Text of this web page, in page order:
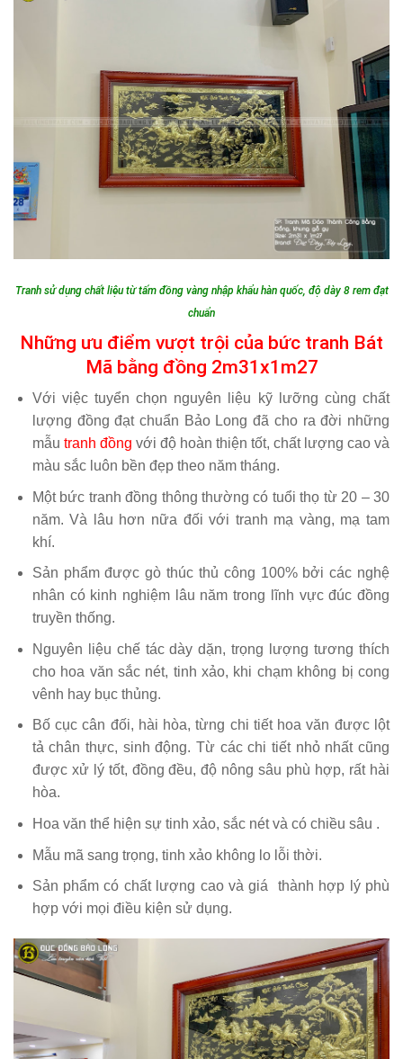
Tranh sử dụng chất liệu từ tấm đồng vàng nhập khẩu hàn quốc, độ dày 8 rem đạt
chuẩn
Những ưu điểm vượt trội của bức tranh Bát
Mã bằng đồng 2m31x1m27
Với việc tuyển chọn nguyên liệu kỹ lưỡng cùng chất
lượng đồng đạt chuẩn Bảo Long đã cho ra đời những
mẫu tranh đồng với độ hoàn thiện tốt, chất lượng cao và
màu sắc luôn bền đẹp theo năm tháng.
Một bức tranh đồng thông thường có tuổi thọ từ 20 – 30
năm. Và lâu hơn nữa đối với tranh mạ vàng, mạ tam
khí.
Sản phẩm được gò thúc thủ công 100% bởi các nghệ
nhân có kinh nghiệm lâu năm trong lĩnh vực đúc đồng
truyền thống.
Nguyên liệu chế tác dày dặn, trọng lượng tương thích
cho hoa văn sắc nét, tinh xảo, khi chạm không bị cong
vênh hay bục thủng.
Bố cục cân đối, hài hòa, từng chi tiết hoa văn được lột
tả chân thực, sinh động. Từ các chi tiết nhỏ nhất cũng
được xử lý tốt, đồng đều, độ nông sâu phù hợp, rất hài
hòa.
Hoa văn thể hiện sự tinh xảo, sắc nét và có chiều sâu .
Mẫu mã sang trọng, tinh xảo không lo lỗi thời.
Sản phẩm có chất lượng cao và giá thành hợp lý phù
hợp với mọi điều kiện sử dụng.